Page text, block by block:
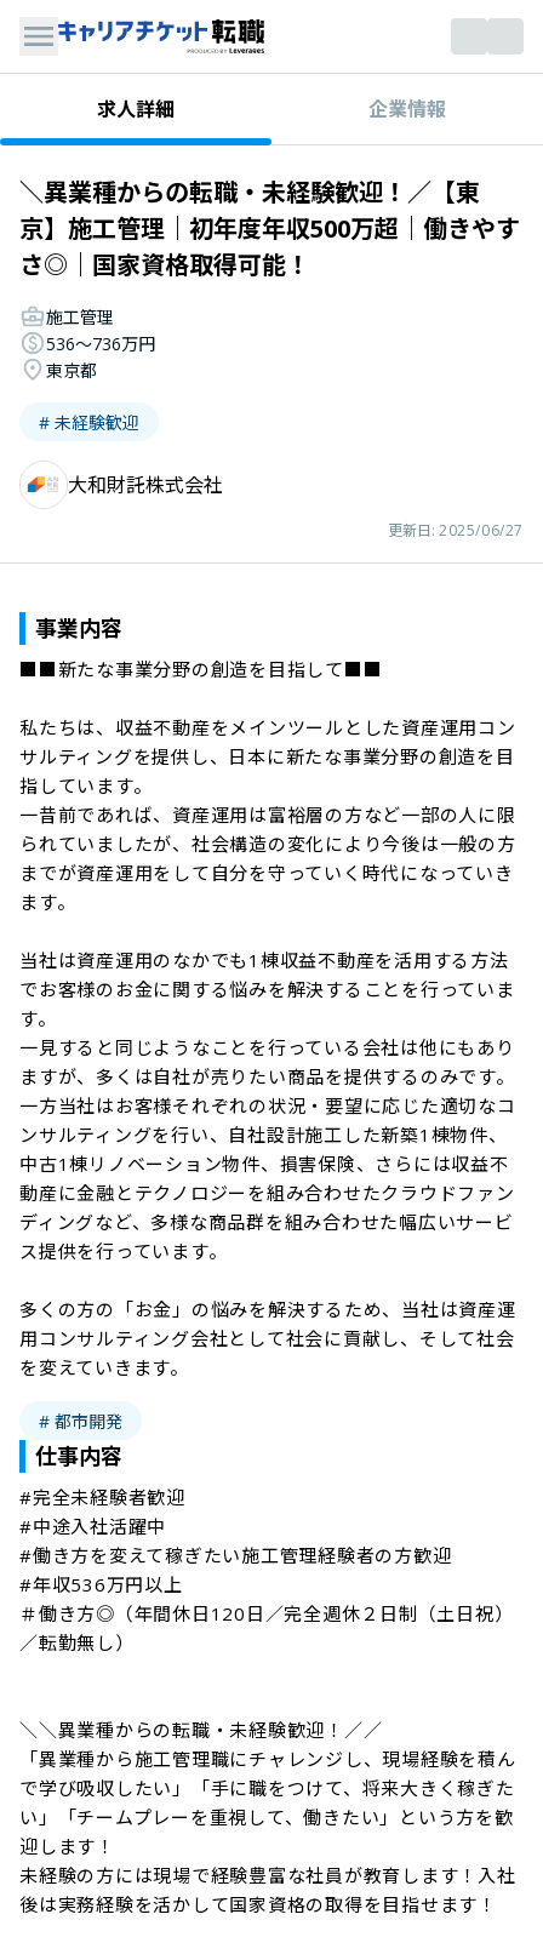
求人詳細 企業情報
＼異業種からの転職・未経験歓迎！／【東
京】施工管理｜初年度年収500万超｜働きやす
さ◎｜国家資格取得可能！
施工管理
536〜736万円
東京都
# 未経験歓迎
大和財託株式会社
更新日: 2025/06/27
事業内容
■■新たな事業分野の創造を目指して■■
私たちは、収益不動産をメインツールとした資産運用コン
サルティングを提供し、日本に新たな事業分野の創造を目
指しています。
一昔前であれば、資産運用は富裕層の方など一部の人に限
られていましたが、社会構造の変化により今後は一般の方
までが資産運用をして自分を守っていく時代になっていき
ます。
当社は資産運用のなかでも1棟収益不動産を活用する方法
でお客様のお金に関する悩みを解決することを行っていま
す。
一見すると同じようなことを行っている会社は他にもあり
ますが、多くは自社が売りたい商品を提供するのみです。
一方当社はお客様それぞれの状況・要望に応じた適切なコ
ンサルティングを行い、自社設計施工した新築1棟物件、
中古1棟リノベーション物件、損害保険、さらには収益不
動産に金融とテクノロジーを組み合わせたクラウドファン
ディングなど、多様な商品群を組み合わせた幅広いサービ
ス提供を行っています。
多くの方の「お金」の悩みを解決するため、当社は資産運
用コンサルティング会社として社会に貢献し、そして社会
を変えていきます。
# 都市開発
仕事内容
#完全未経験者歓迎
#中途入社活躍中
#働き方を変えて稼ぎたい施工管理経験者の方歓迎
#年収536万円以上
＃働き方◎（年間休日120日／完全週休２日制（土日祝）
／転勤無し）
＼＼異業種からの転職・未経験歓迎！／／
「異業種から施工管理職にチャレンジし、現場経験を積ん
で学び吸収したい」「手に職をつけて、将来大きく稼ぎた
い」「チームプレーを重視して、働きたい」という方を歓
迎します！
未経験の方には現場で経験豊富な社員が教育します！入社
後は実務経験を活かして国家資格の取得を目指せます！